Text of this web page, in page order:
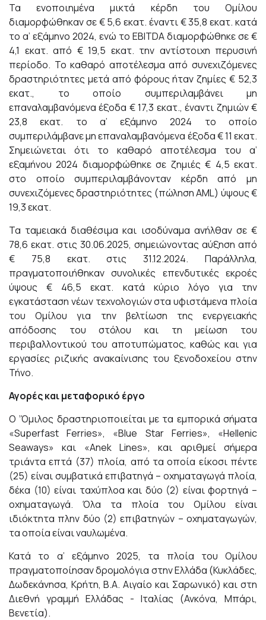
Τα ενοποιημένα μικτά κέρδη του Ομίλου
διαμορφώθηκαν σε € 5,6 εκατ. έναντι € 35,8 εκατ. κατά
το α’ εξάμηνο 2024, ενώ το EBITDA διαμορφώθηκε σε €
4,1 εκατ. από € 19,5 εκατ. την αντίστοιχη περυσινή
περίοδο. Το καθαρό αποτέλεσμα από συνεχιζόμενες
δραστηριότητες μετά από φόρους ήταν ζημίες € 52,3
εκατ., το οποίο συμπεριλαμβάνει μη
επαναλαμβανόμενα έξοδα € 17,3 εκατ., έναντι ζημιών €
23,8 εκατ. το α’ εξάμηνο 2024 το οποίο
συμπεριλάμβανε μη επαναλαμβανόμενα έξοδα € 11 εκατ.
Σημειώνεται ότι το καθαρό αποτέλεσμα του α’
εξαμήνου 2024 διαμορφώθηκε σε ζημιές € 4,5 εκατ.
στο οποίο συμπεριλαμβάνονταν κέρδη από μη
συνεχιζόμενες δραστηριότητες (πώληση AML) ύψους €
19,3 εκατ.
Τα ταμειακά διαθέσιμα και ισοδύναμα ανήλθαν σε €
78,6 εκατ. στις 30.06.2025, σημειώνοντας αύξηση από
€ 75,8 εκατ. στις 31.12.2024. Παράλληλα,
πραγματοποιήθηκαν συνολικές επενδυτικές εκροές
ύψους € 46,5 εκατ. κατά κύριο λόγο για την
εγκατάσταση νέων τεχνολογιών στα υφιστάμενα πλοία
του Ομίλου για την βελτίωση της ενεργειακής
απόδοσης του στόλου και τη μείωση του
περιβαλλοντικού του αποτυπώματος, καθώς και για
εργασίες ριζικής ανακαίνισης του ξενοδοχείου στην
Τήνο.
Αγορές και μεταφορικό έργο
O ‘Όμιλος δραστηριοποιείται με τα εμπορικά σήματα
«Superfast Ferries», «Blue Star Ferries», «Hellenic
Seaways» και «Anek Lines», και αριθμεί σήμερα
τριάντα επτά (37) πλοία, από τα οποία είκοσι πέντε
(25) είναι συμβατικά επιβατηγά – οχηματαγωγά πλοία,
δέκα (10) είναι ταχύπλοα και δύο (2) είναι φορτηγά –
οχηματαγωγά. Όλα τα πλοία του Ομίλου είναι
ιδιόκτητα πλην δύο (2) επιβατηγών – οχηματαγωγών,
τα οποία είναι ναυλωμένα.
Κατά το α’ εξάμηνο 2025, τα πλοία του Ομίλου
πραγματοποίησαν δρομολόγια στην Ελλάδα (Κυκλάδες,
Δωδεκάνησα, Κρήτη, Β.Α. Αιγαίο και Σαρωνικό) και στη
Διεθνή γραμμή Ελλάδας - Ιταλίας (Ανκόνα, Μπάρι,
Βενετία).